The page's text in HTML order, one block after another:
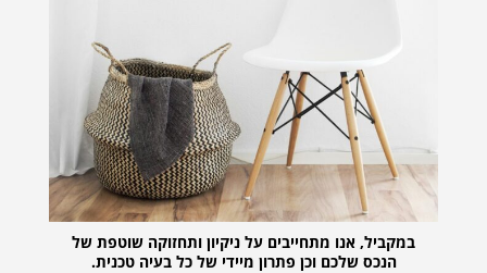
במקביל, אנו מתחייבים על ניקיון ותחזוקה שוטפת של
הנכס שלכם וכן פתרון מיידי של כל בעיה טכנית.